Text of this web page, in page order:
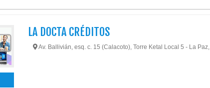
LA DOCTA CRÉDITOS
Av. Ballivián, esq. c. 15 (Calacoto), Torre Ketal Local 5 - La Paz,